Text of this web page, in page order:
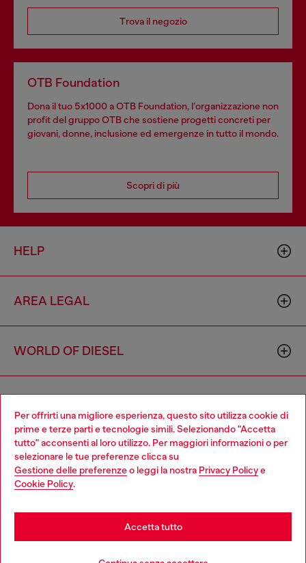
Per offrirti una migliore esperienza, questo sito utilizza cookie di
prime e terze parti e tecnologie simili. Selezionando "Accetta
tutto" acconsenti al loro utilizzo. Per maggiori informazioni o per
selezionare le tue preferenze clicca su
Gestione delle preferenzeo leggi la nostra Privacy Policye
Cookie Policy.
Accetta tutto
Trova il negozio
OTB Foundation
Dona il tuo 5x1000 a OTB Foundation, l’organizzazione non
profit del gruppo OTB che sostiene progetti concreti per
giovani, donne, inclusione ed emergenze in tutto il mondo.
Scopri di più
HELP
AREA LEGAL
WORLD OF DIESEL
Country: IT Language: IT
Choose your location
You are currently browsing Italia website, but it seems you may
be based in United States